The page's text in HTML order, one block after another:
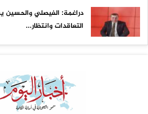
دراغمة: الفيصلي
التعاقدات وانتظار...